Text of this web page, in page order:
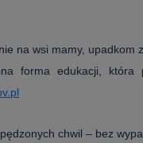
na wsi mamy, upadkom
forma edukacji, która
chwil – bez